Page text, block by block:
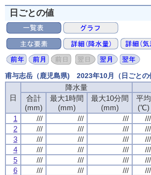
日ごとの値
甫与志岳（鹿児島県) 2023年10月（日ごと
日
降水量
合計
(mm)
最大1時間
(mm)
最大10分間
(mm)
平均
(℃)
1
/// /// /// ///
2
/// /// /// ///
3
/// /// /// ///
4
/// /// /// ///
5
/// /// /// ///
6
/// /// /// ///